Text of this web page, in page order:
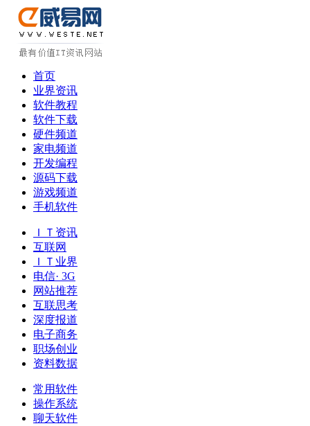
首页
业界资讯
软件教程
软件下载
硬件频道
家电频道
开发编程
源码下载
游戏频道
手机软件
ＩＴ资讯
互联网
ＩＴ业界
电信· 3G
网站推荐
互联思考
深度报道
电子商务
职场创业
资料数据
常用软件
操作系统
聊天软件